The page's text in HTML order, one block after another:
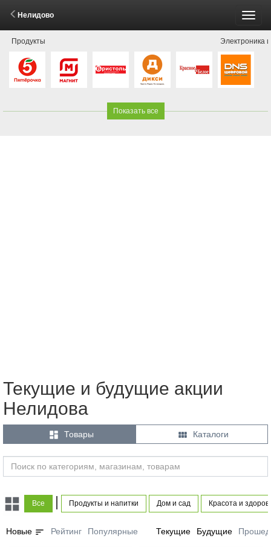
Нелидово
Продукты Электроника
Показать все
Текущие и будущие акции
Нелидова
 Товары  Каталоги
Все Продукты и напитки Дом и сад Красота и
Новые sort Рейтинг Популярные Текущие Будущие